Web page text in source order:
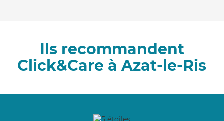
Ils recommandent
Click&Care à Azat-le-Ris